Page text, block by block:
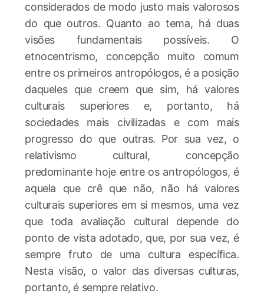
considerados de modo justo mais valorosos
do que outros. Quanto ao tema, há duas
visões fundamentais possíveis. O
etnocentrismo, concepção muito comum
entre os primeiros antropólogos, é a posição
daqueles que creem que sim, há valores
culturais superiores e, portanto, há
sociedades mais civilizadas e com mais
progresso do que outras. Por sua vez, o
relativismo cultural, concepção
predominante hoje entre os antropólogos, é
aquela que crê que não, não há valores
culturais superiores em si mesmos, uma vez
que toda avaliação cultural depende do
ponto de vista adotado, que, por sua vez, é
sempre fruto de uma cultura específica.
Nesta visão, o valor das diversas culturas,
portanto, é sempre relativo.